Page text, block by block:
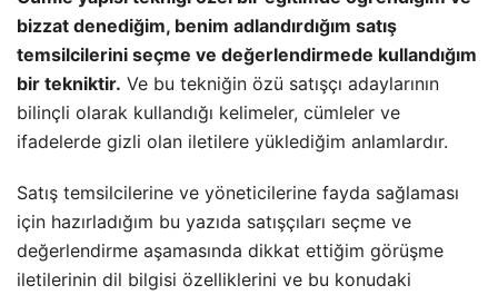
bizzat denediğim, benim adlandırdığım satış
temsilcilerini seçme ve değerlendirmede kullandığım
bir tekniktir. Ve bu tekniğin özü satışçı adaylarının
bilinçli olarak kullandığı kelimeler, cümleler ve
ifadelerde gizli olan iletilere yüklediğim anlamlardır.
Satış temsilcilerine ve yöneticilerine fayda sağlaması
için hazırladığım bu yazıda satışçıları seçme ve
değerlendirme aşamasında dikkat ettiğim görüşme
iletilerinin dil bilgisi özelliklerini ve bu konudaki